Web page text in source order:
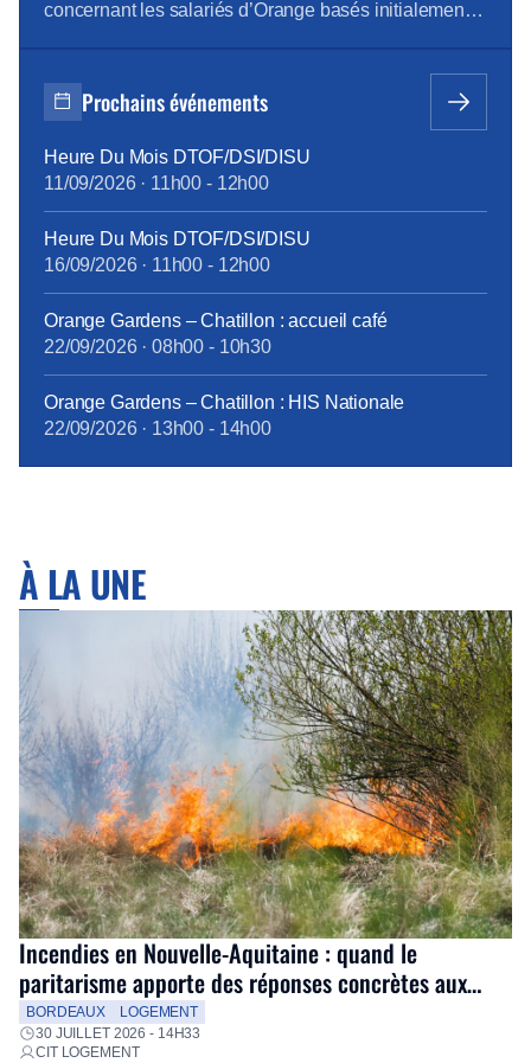
concernant les salariés d’Orange basés initialement
donc de reloger les 1092 salariés concernés dans
divers sites, dont une bonne partie sur le périmètre
Prochains événements
Heure Du Mois DTOF/DSI/DISU
11/09/2026· 11h00 - 12h00
Heure Du Mois DTOF/DSI/DISU
16/09/2026· 11h00 - 12h00
Orange Gardens – Chatillon : accueil café
22/09/2026· 08h00 - 10h30
Orange Gardens – Chatillon : HIS Nationale
22/09/2026· 13h00 - 14h00
À LA UNE
Incendies en Nouvelle-Aquitaine : quand le
paritarisme apporte des réponses concrètes aux
salariés
BORDEAUX
LOGEMENT
30 JUILLET 2026 - 14H33
CIT LOGEMENT